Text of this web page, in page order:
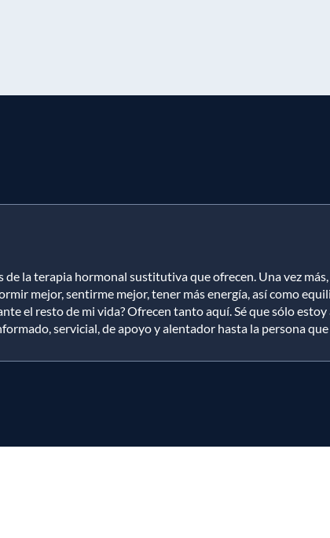
de la terapia hormonal sustitutiva que ofrecen. Una vez
mejor, sentirme mejor, tener más energía, así como
el resto de mi vida? Ofrecen tanto aquí. Sé que sólo
servicial, de apoyo y alentador hasta la persona